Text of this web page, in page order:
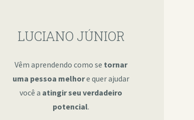
LUCIANO JÚNIOR
Vêm aprendendo como se tornar
uma pessoa melhore quer ajudar
você a atingir seu verdadeiro
potencial.